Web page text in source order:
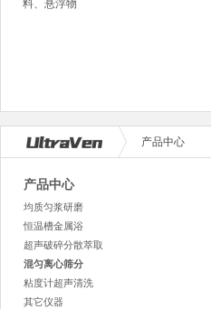
料、悬浮物
产品中心
产品中心
均质匀浆研磨
恒温槽金属浴
超声破碎分散萃取
混匀离心筛分
粘度计超声清洗
其它仪器